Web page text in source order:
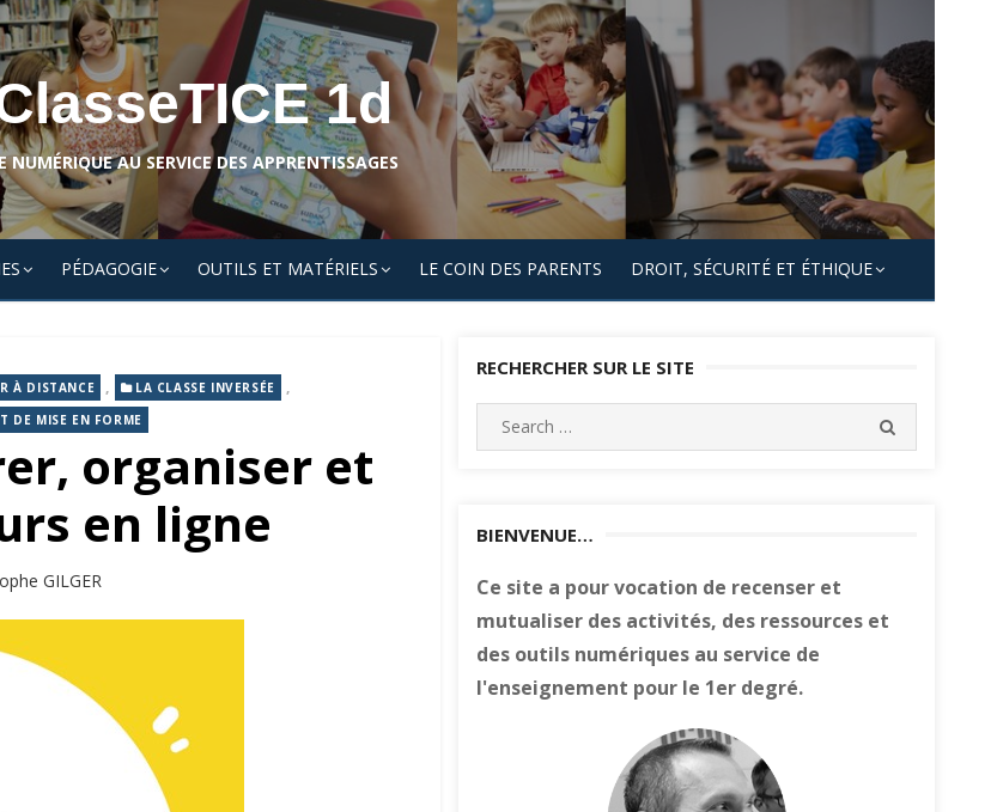
1d
NUMÉRIQUE AU SERVICE DES APPRENTISSAGES
PÉDAGOGIE OUTILS ET MATÉRIELS LE COIN DES PARENTS DROIT, SÉCURITÉ ET ÉTHIQUE
À DISTANCE , LA CLASSE INVERSÉE ,
DE MISE EN FORME
organiser et
en ligne
GILGER
RECHERCHER SUR LE SITE
Search
for:
BIENVENUE…
Ce site a pour vocation de recenser et
mutualiser des activités, des ressources et
des outils numériques au service de
l'enseignement pour le 1er degré.